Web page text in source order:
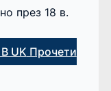
през 18 в.
UK Прочети